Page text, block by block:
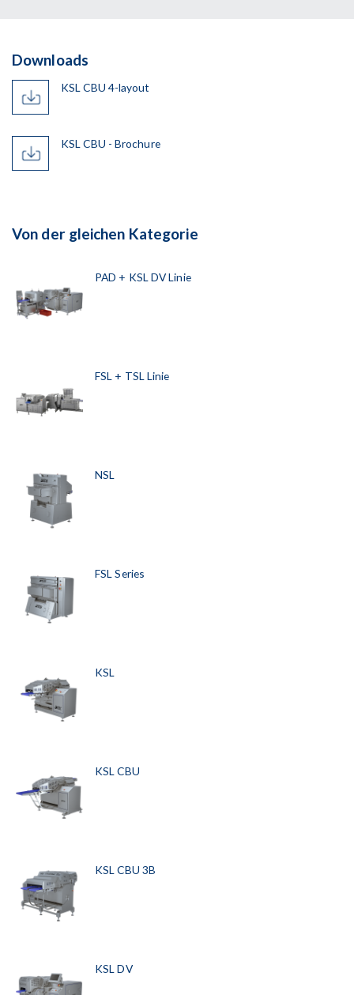
Downloads
KSL CBU 4-layout
KSL CBU - Brochure
Von der gleichen Kategorie
PAD + KSL DV Linie
FSL + TSL Linie
NSL
FSL Series
KSL
KSL CBU
KSL CBU 3B
KSL DV